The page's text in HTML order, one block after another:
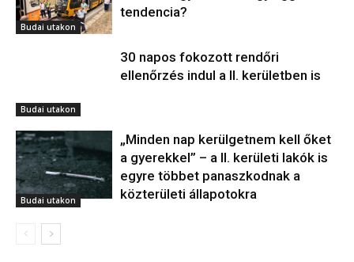
Budai utakon
tendencia?
Budai utakon
30 napos fokozott rendőri
ellenőrzés indul a II. kerületben is
Budai utakon
„Minden nap kerülgetnem kell őket
a gyerekkel” – a II. kerületi lakók is
egyre többet panaszkodnak a
közterületi állapotokra